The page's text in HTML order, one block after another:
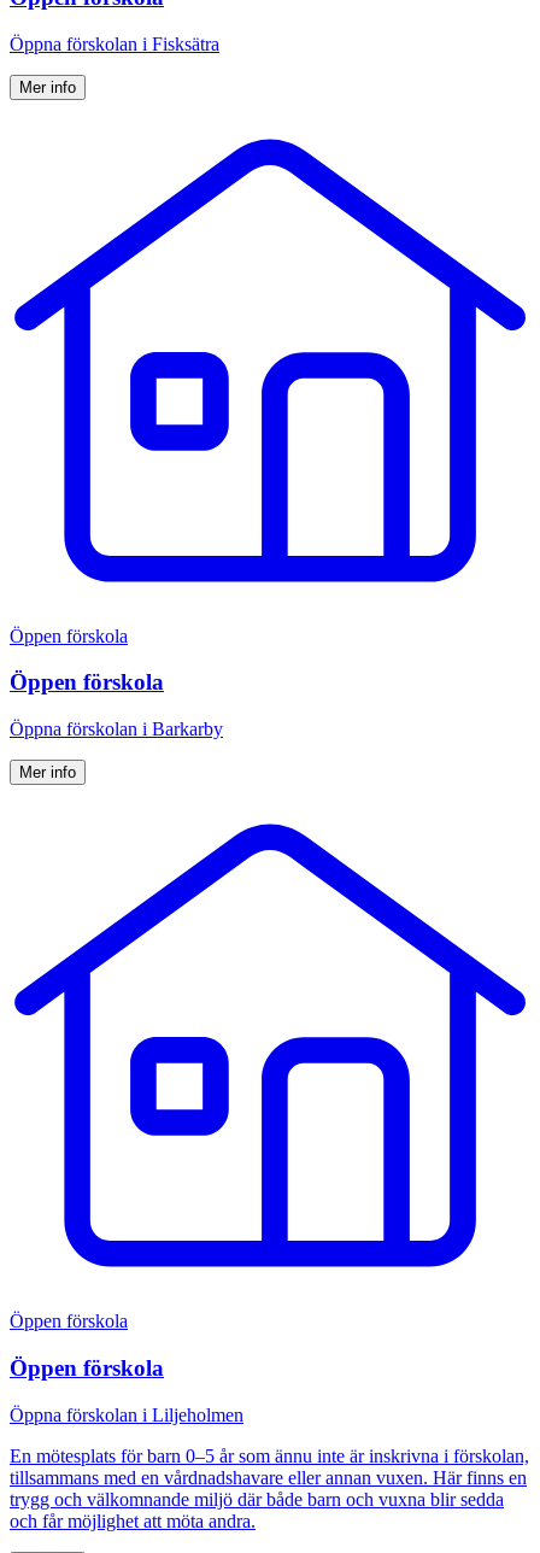
Öppna förskolan i Fisksätra
Mer info
Öppen förskola
Öppen förskola
Öppna för­skolan i Barkarby
Mer info
Öppen förskola
Öppen förskola
Öppna förskolan i Liljeholmen
En mötesplats för barn 0–5 år som ännu inte är inskrivna i förskolan,
tillsammans med en vårdnadshavare eller annan vuxen. Här finns en
trygg och välkomnande miljö där både barn och vuxna blir sedda
och får möjlighet att möta andra.